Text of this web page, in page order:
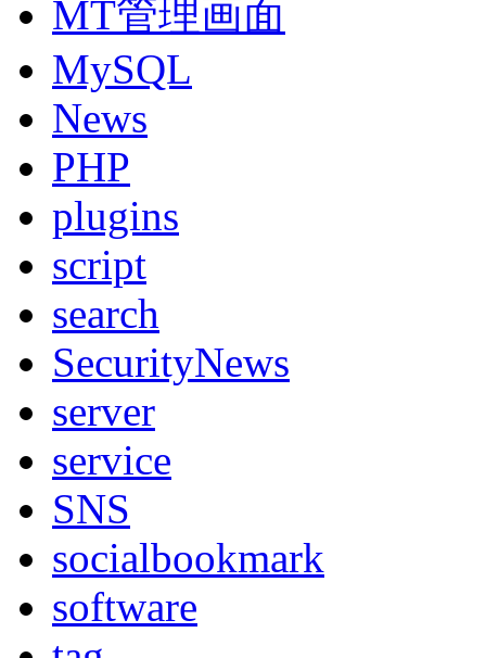
MT管理画面
MySQL
News
PHP
plugins
script
search
SecurityNews
server
service
SNS
socialbookmark
software